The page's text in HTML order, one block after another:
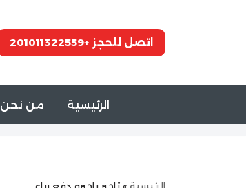
اتصل للحجز +201011322559
الرئيسية من نحن